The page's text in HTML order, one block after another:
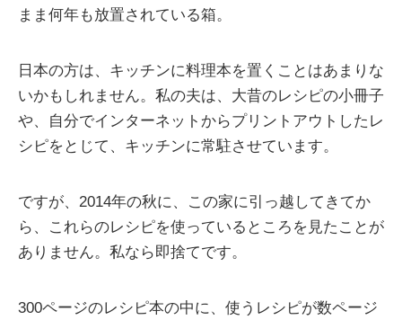
まま何年も放置されている箱。
日本の方は、キッチンに料理本を置くことはあまりな
いかもしれません。私の夫は、大昔のレシピの小冊子
や、自分でインターネットからプリントアウトしたレ
シピをとじて、キッチンに常駐させています。
ですが、2014年の秋に、この家に引っ越してきてか
ら、これらのレシピを使っているところを見たことが
ありません。私なら即捨てです。
300ページのレシピ本の中に、使うレシピが数ページ